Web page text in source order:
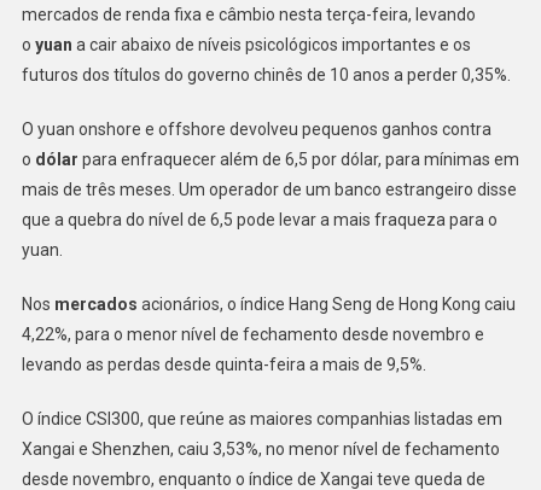
mercados de renda fixa e câmbio nesta terça-feira, levando
o yuan a cair abaixo de níveis psicológicos importantes e os
futuros dos títulos do governo chinês de 10 anos a perder 0,35%.
O yuan onshore e offshore devolveu pequenos ganhos contra
o dólar para enfraquecer além de 6,5 por dólar, para mínimas em
mais de três meses. Um operador de um banco estrangeiro disse
que a quebra do nível de 6,5 pode levar a mais fraqueza para o
yuan.
Nos mercados acionários, o índice Hang Seng de Hong Kong caiu
4,22%, para o menor nível de fechamento desde novembro e
levando as perdas desde quinta-feira a mais de 9,5%.
O índice CSI300, que reúne as maiores companhias listadas em
Xangai e Shenzhen, caiu 3,53%, no menor nível de fechamento
desde novembro, enquanto o índice de Xangai teve queda de